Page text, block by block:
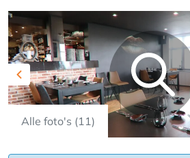
Alle foto's (11)
Previous